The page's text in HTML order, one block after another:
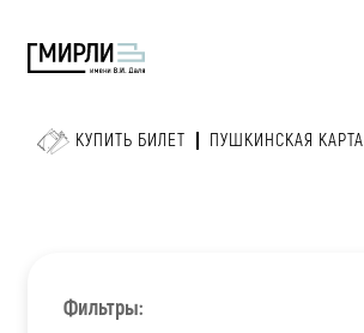
КУПИТЬ БИЛЕТ ПУШКИНСКАЯ КАРТА
Фильтры: